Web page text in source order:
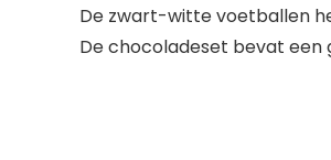
De zwart-witte voetballen
De chocoladeset bevat een